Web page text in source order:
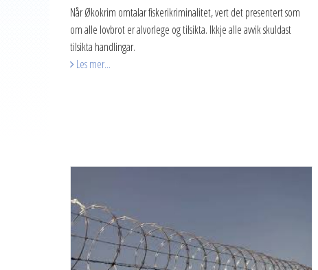
2017
Når Økokrim omtalar fiskerikriminalitet, vert det presentert som
om alle lovbrot er alvorlege og tilsikta. Ikkje alle avvik skuldast
tilsikta handlingar.
Les mer...